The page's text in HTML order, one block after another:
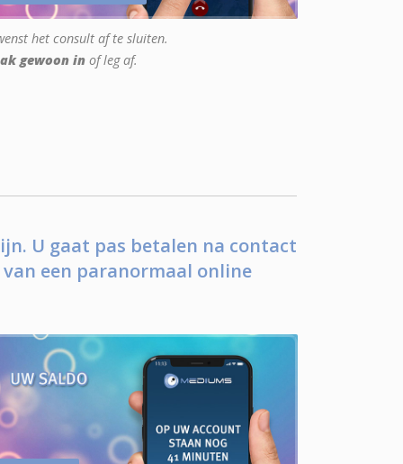
het consult af te sluiten.
gewoon in of leg af.
U gaat pas betalen na contact
een paranormaal online